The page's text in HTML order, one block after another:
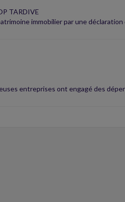
TARDIVE
immobilier par une
entreprises ont engagé des